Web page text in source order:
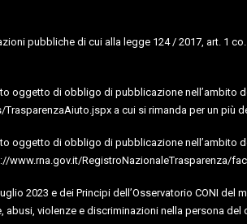
pubbliche di cui alla legge 124 / 2017, art. 1
oggetto di obbligo di pubblicazione nell’ambito
a cui si rimanda per un più
oggetto di obbligo di pubblicazione nell’ambito
www.rna.gov.it/RegistroNazionaleTrasparenza/
2023 e dei Principi dell’Osservatorio CONI del
violenze e discriminazioni nella persona del